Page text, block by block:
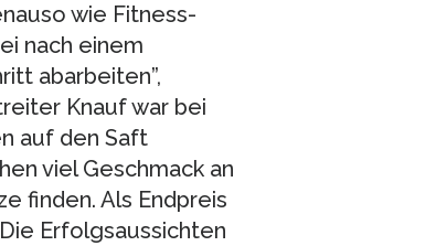
wie Fitness-
nach einem
abarbeiten”,
Knauf war bei
auf den Saft
viel Geschmack an
finden. Als Endpreis
Erfolgsaussichten